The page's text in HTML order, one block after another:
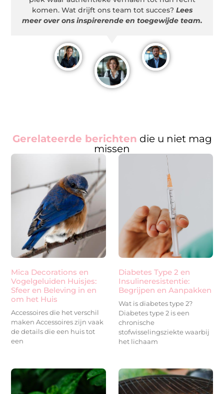
komen. Wat drijft ons team tot succes? Lees
meer over ons inspirerende en toegewijde team.
Gerelateerde berichten die u niet mag
missen
Mica Decorations en
Vogelgeluiden Huisjes:
Sfeer en Beleving in en
om het Huis
Accessoires die het verschil
maken Accessoires zijn vaak
de details die een huis tot
een
Diabetes Type 2 en
Insulineresistentie:
Begrijpen en Aanpakken
Wat is diabetes type 2?
Diabetes type 2 is een
chronische
stofwisselingsziekte waarbij
het lichaam